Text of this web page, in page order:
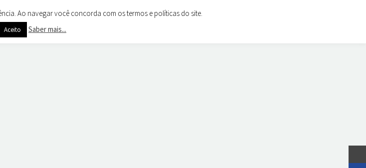
NOTÍCIAS
Ao navegar você concorda com os termos e políticas do site.
Aceito Saber mais...